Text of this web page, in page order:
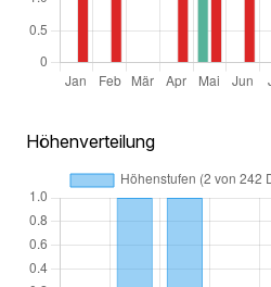
Höhenverteilung